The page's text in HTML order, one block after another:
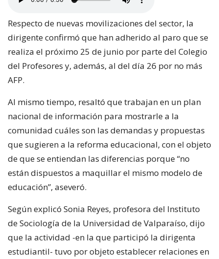
Respecto de nuevas movilizaciones del sector, la
dirigente confirmó que han adherido al paro que se
realiza el próximo 25 de junio por parte del Colegio
del Profesores y, además, al del día 26 por no más
AFP.
Al mismo tiempo, resaltó que trabajan en un plan
nacional de información para mostrarle a la
comunidad cuáles son las demandas y propuestas
que sugieren a la reforma educacional, con el objeto
de que se entiendan las diferencias porque “no
están dispuestos a maquillar el mismo modelo de
educación”, aseveró.
Según explicó Sonia Reyes, profesora del Instituto
de Sociología de la Universidad de Valparaíso, dijo
que la actividad -en la que participó la dirigenta
estudiantil- tuvo por objeto establecer relaciones en